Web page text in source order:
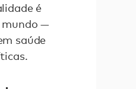
é
—
saúde